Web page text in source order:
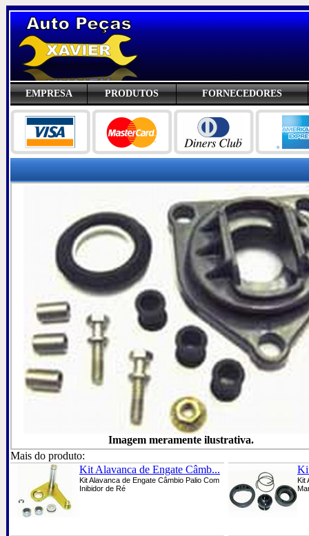
EMPRESA PRODUTOS FORNECEDORES
Imagem meramente ilustrativa.
Mais do produto:
Kit Alavanca de Engate Câmb...
Kit Alavanca de Engate Câmbio Palio Com
Inibidor de Ré
Kit